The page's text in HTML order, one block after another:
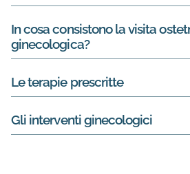
In cosa consistono la visita
ginecologica?
Le terapie prescritte
Gli interventi ginecologici